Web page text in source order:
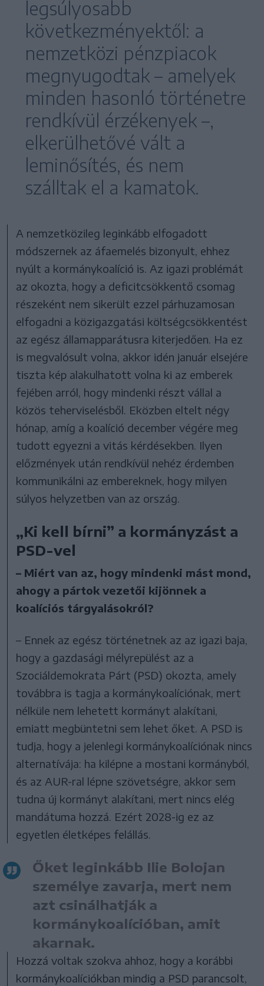
legsúlyosabb
következményektől: a
nemzetközi pénzpiacok
megnyugodtak – amelyek
minden hasonló történetre
rendkívül érzékenyek –,
elkerülhetővé vált a
leminősítés, és nem
szálltak el a kamatok.
A nemzetközileg leginkább elfogadott
módszernek az áfaemelés bizonyult, ehhez
nyúlt a kormánykoalíció is. Az igazi problémát
az okozta, hogy a deficitcsökkentő csomag
részeként nem sikerült ezzel párhuzamosan
elfogadni a közigazgatási költségcsökkentést
az egész államapparátusra kiterjedően. Ha ez
is megvalósult volna, akkor idén január elsejére
tiszta kép alakulhatott volna ki az emberek
fejében arról, hogy mindenki részt vállal a
közös teherviselésből. Eközben eltelt négy
hónap, amíg a koalíció december végére meg
tudott egyezni a vitás kérdésekben. Ilyen
előzmények után rendkívül nehéz érdemben
kommunikálni az embereknek, hogy milyen
súlyos helyzetben van az ország.
„Ki kell bírni” a kormányzást a
PSD-vel
– Miért van az, hogy mindenki mást mond,
ahogy a pártok vezetői kijönnek a
koalíciós tárgyalásokról?
– Ennek az egész történetnek az az igazi baja,
hogy a gazdasági mélyrepülést az a
Szociáldemokrata Párt (PSD) okozta, amely
továbbra is tagja a kormánykoalíciónak, mert
nélküle nem lehetett kormányt alakítani,
emiatt megbüntetni sem lehet őket. A PSD is
tudja, hogy a jelenlegi kormánykoalíciónak nincs
alternatívája: ha kilépne a mostani kormányból,
és az AUR-ral lépne szövetségre, akkor sem
tudna új kormányt alakítani, mert nincs elég
mandátuma hozzá. Ezért 2028-ig ez az
egyetlen életképes felállás.
Őket leginkább Ilie Bolojan
személye zavarja, mert nem
azt csinálhatják a
kormánykoalícióban, amit
akarnak.
Hozzá voltak szokva ahhoz, hogy a korábbi
kormánykoalíciókban mindig a PSD parancsolt,